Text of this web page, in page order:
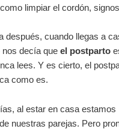
limpiar el cordón,
después, cuando llegas a
nos decía que el postparto
lees. Y es cierto, el
como es.
al estar en casa estamos
nuestras parejas. Pero